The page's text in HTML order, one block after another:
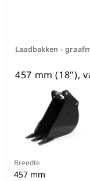
Laadbakken -
457 mm (18"),
Breedte
457 mm